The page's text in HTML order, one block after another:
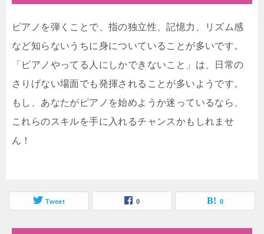
ピアノを弾くことで、指の独立性、記憶力、リズム感
など知らないうちに身についていることが多いです。
「ピアノやってる人にしかできないこと」は、日常の
さりげない場面でも発揮されることが多いようです。
もし、あなたがピアノを始めようか迷っているなら、
これらのスキルを手に入れるチャンスかもしれませ
ん！
Tweet 0 0